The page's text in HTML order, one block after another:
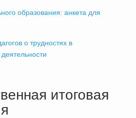
образования: анкета для
о трудностях в
итоговая